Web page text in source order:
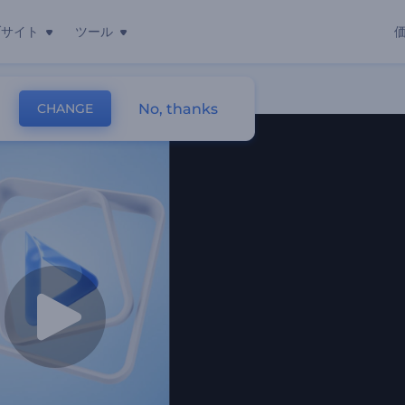
イト ツール
CHANGE No, thanks